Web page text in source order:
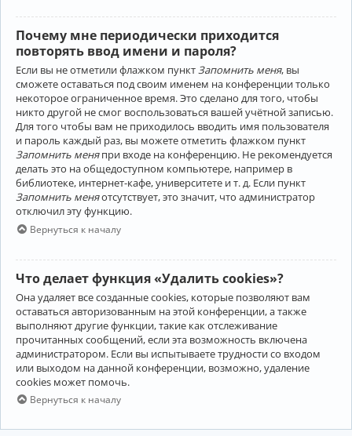
Почему мне периодически приходится
повторять ввод имени и пароля?
Если вы не отметили флажком пунктЗапомнить меня, вы
сможете оставаться под своим именем на конференции только
некоторое ограниченное время. Это сделано для того, чтобы
никто другой не смог воспользоваться вашей учётной записью.
Для того чтобы вам не приходилось вводить имя пользователя
и пароль каждый раз, вы можете отметить флажком пункт
Запомнить меняпри входе на конференцию. Не рекомендуется
делать это на общедоступном компьютере, например в
библиотеке, интернет-кафе, университете и т. д. Если пункт
Запомнить меняотсутствует, это значит, что администратор
отключил эту функцию.
Вернуться к началу
Что делает функция «Удалить cookies»?
Она удаляет все созданные cookies, которые позволяют вам
оставаться авторизованным на этой конференции, а также
выполняют другие функции, такие как отслеживание
прочитанных сообщений, если эта возможность включена
администратором. Если вы испытываете трудности со входом
или выходом на данной конференции, возможно, удаление
cookies может помочь.
Вернуться к началу